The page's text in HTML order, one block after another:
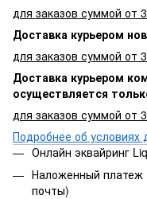
для заказов суммой от
Доставка курьером
для заказов суммой от
Доставка курьером
осуществляется
для заказов суммой от
Подробнее об условиях
Онлайн эквайринг
Наложенный платеж
почты)